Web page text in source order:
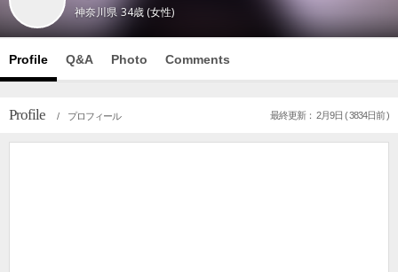
神奈川県 34歳 (女性)
Profile Q&A Photo Comments
Profile / プロフィール 最終更新： 2月9日 ( 3834日前 )